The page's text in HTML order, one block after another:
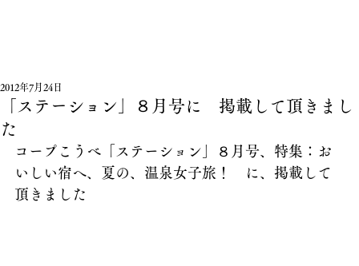
「ステーション」８月号に 掲載して頂きまし
た
2012年7月24日
コープこうべ「ステーション」８月号、特集：お
いしい宿へ、夏の、温泉女子旅！　に、掲載して
頂きました